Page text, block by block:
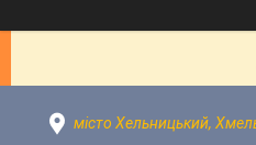
місто Хельницький,